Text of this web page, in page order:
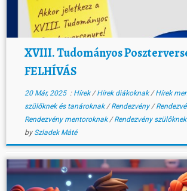
XVIII. Tudományos
FELHÍVÁS
20 Már, 2025: Hírek/Hírek diákoknak/Hírek
szülőknek és tanároknak/Rendezvény/
Rendezvény mentoroknak/Rendezvény
by Szladek Máté